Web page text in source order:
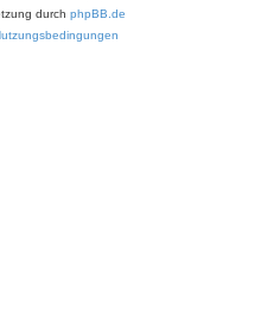
durch phpBB.de